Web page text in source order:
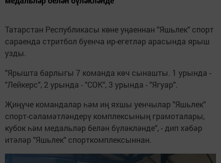
Татарстан Республикасы көне уңаеннан "Яшьлек" спорт
сараенда стритбол буенча ир-егетләр арасында ярыш
узды.
"Ярышта барлыгы 7 команда көч сынашты. 1 урында -
"Лейкерс", 2 урында - "СОК", 3 урында - "Ягуар".
Җиңүче командалар һәм иң яхшы уенчылар "Яшьлек"
спорт-сәламәтләндерү комплексының грамоталары,
кубок һәм медальләр белән бүләкләнде", - дип хәбәр
итәләр "Яшьлек" спорткомплексыннан.